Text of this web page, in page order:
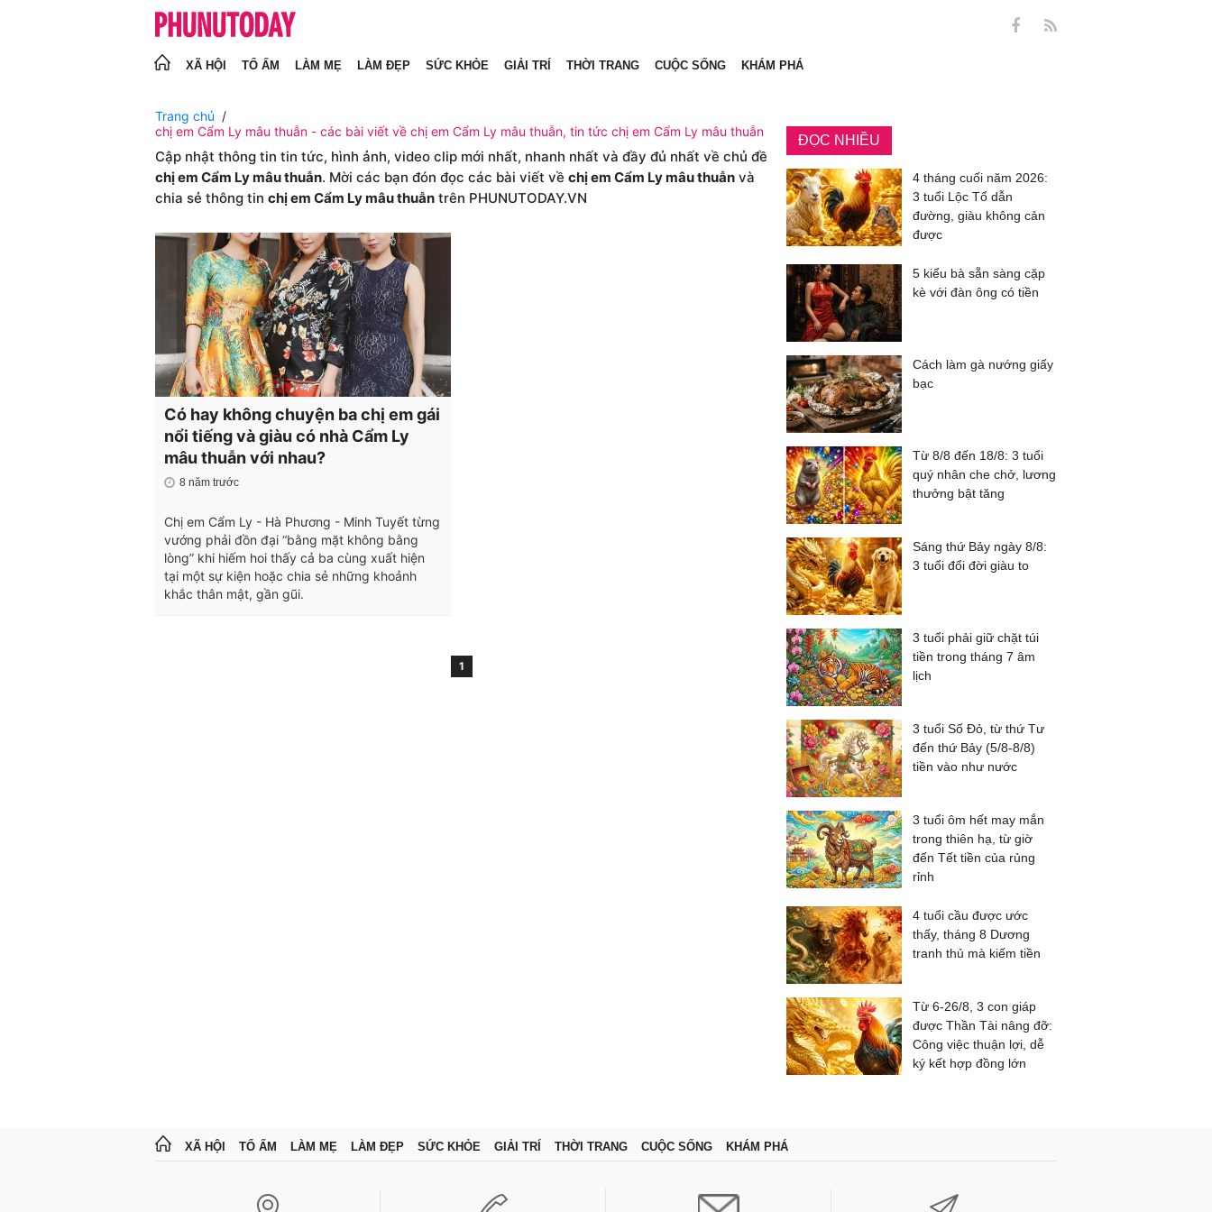
XÃ HỘI TỔ ẤM LÀM MẸ LÀM ĐẸP SỨC KHỎE GIẢI TRÍ THỜI TRANG CUỘC SỐNG KHÁM PHÁ
Trang chủ
chị em Cẩm Ly mâu thuẫn - các bài viết về chị em Cẩm Ly mâu thuẫn, tin tức chị em Cẩm Ly mâu thuẫn
Cập nhật thông tin tin tức, hình ảnh, video clip mới nhất, nhanh nhất và đầy đủ nhất về chủ đề
chị em Cẩm Ly mâu thuẫn. Mời các bạn đón đọc các bài viết về chị em Cẩm Ly mâu thuẫn và
chia sẻ thông tin chị em Cẩm Ly mâu thuẫn trên PHUNUTODAY.VN
Có hay không chuyện ba chị em gái
nổi tiếng và giàu có nhà Cẩm Ly
mâu thuẫn với nhau?
8 năm trước
Chị em Cẩm Ly - Hà Phương - Minh Tuyết từng
vướng phải đồn đại “bằng mặt không bằng
lòng” khi hiếm hoi thấy cả ba cùng xuất hiện
tại một sự kiện hoặc chia sẻ những khoảnh
khắc thân mật, gần gũi.
1
ĐỌC NHIỀU
4 tháng cuối năm 2026:
3 tuổi Lộc Tổ dẫn
đường, giàu không cản
được
5 kiểu bà sẵn sàng cặp
kè với đàn ông có tiền
Cách làm gà nướng giấy
bạc
Từ 8/8 đến 18/8: 3 tuổi
quý nhân che chở, lương
thưởng bật tăng
Sáng thứ Bảy ngày 8/8:
3 tuổi đổi đời giàu to
3 tuổi phải giữ chặt túi
tiền trong tháng 7 âm
lịch
3 tuổi Số Đỏ, từ thứ Tư
đến thứ Bảy (5/8-8/8)
tiền vào như nước
3 tuổi ôm hết may mắn
trong thiên hạ, từ giờ
đến Tết tiền của rủng
rỉnh
4 tuổi cầu được ước
thấy, tháng 8 Dương
tranh thủ mà kiếm tiền
Từ 6-26/8, 3 con giáp
được Thần Tài nâng đỡ:
Công việc thuận lợi, dễ
ký kết hợp đồng lớn
XÃ HỘI TỔ ẤM LÀM MẸ LÀM ĐẸP SỨC KHỎE GIẢI TRÍ THỜI TRANG CUỘC SỐNG KHÁM PHÁ